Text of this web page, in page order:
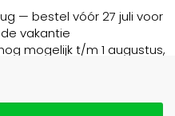
— bestel vóór 27 juli voor
vakantie
mogelijk t/m 1 augustus,